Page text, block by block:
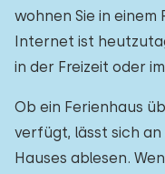
wohnen Sie in
Internet ist
in der Freizeit oder
Ob ein Ferienhaus
verfügt, lässt sich
Hauses ablesen.